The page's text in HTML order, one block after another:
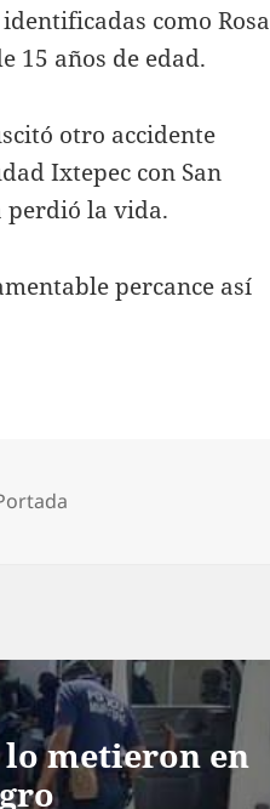
como Rosa
15 años de edad.
otro accidente
Ixtepec con San
perdió la vida.
percance así
metieron en